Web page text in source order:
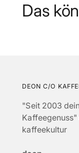
Das
DEON C/O
"Seit 2003
Kaffeegenuss"
kaffeekultur